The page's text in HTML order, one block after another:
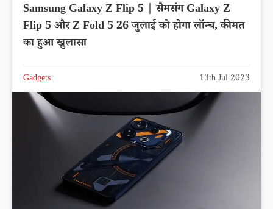
Samsung Galaxy Z Flip 5 | सैमसंग Galaxy Z
Flip 5 और Z Fold 5 26 जुलाई को होगा लॉन्च, कीमत
का हुआ खुलासा
Gadgets 13th Jul 2023